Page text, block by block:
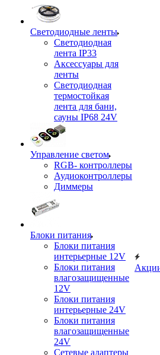
Светодиодные ленты
Светодиодная
лента IP33
Аксессуары для
ленты
Светодиодная
термостойкая
лента для бани,
сауны IP68 24V
Управление светом
RGB- контроллеры
Аудиоконтроллеры
Диммеры
Блоки питания
Блоки питания
интерьерные 12V
Блоки питания
влагозащищенные
12V
Блоки питания
интерьерные 24V
Блоки питания
влагозащищенные
24V
Сетевые адаптеры